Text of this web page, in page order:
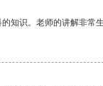
知识。老师的讲解非常